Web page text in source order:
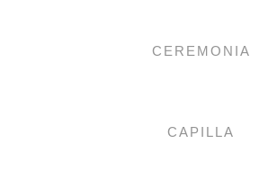
CEREMONIA
CAPILLA